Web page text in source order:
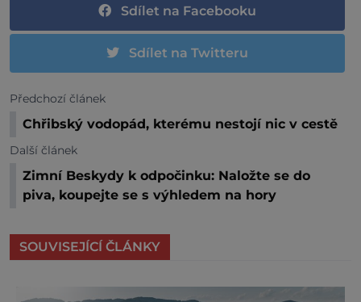
Sdílet na Facebooku
Sdílet na Twitteru
Předchozí článek
Chřibský vodopád, kterému nestojí nic v cestě
Další článek
Zimní Beskydy k odpočinku: Naložte se do
piva, koupejte se s výhledem na hory
SOUVISEJÍCÍ ČLÁNKY